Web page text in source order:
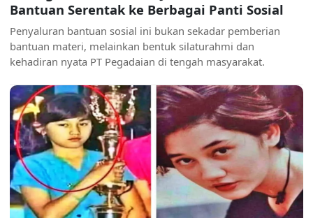
Bantuan Serentak ke Berbagai Panti Sosial
Penyaluran bantuan sosial ini bukan sekadar pemberian
bantuan materi, melainkan bentuk silaturahmi dan
kehadiran nyata PT Pegadaian di tengah masyarakat.